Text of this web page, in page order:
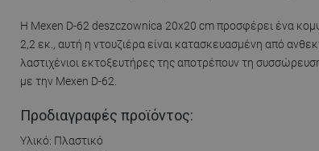
Η Mexen D-62 deszczownica 20x20 cm προσφέρει ένα
2,2 εκ., αυτή η ντουζιέρα είναι κατασκευασμένη από
λαστιχένιοι εκτοξευτήρες της αποτρέπουν τη
με την Mexen D-62.
Προδιαγραφές προϊόντος:
Υλικό: Πλαστικό